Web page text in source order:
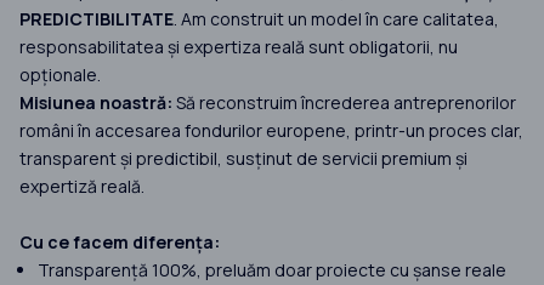
PREDICTIBILITATE. Am construit un model în care calitatea,
responsabilitatea și expertiza reală sunt obligatorii, nu
opționale.
Misiunea noastră: Să reconstruim încrederea antreprenorilor
români în accesarea fondurilor europene, printr-un proces clar,
transparent și predictibil, susținut de servicii premium și
expertiză reală.
Cu ce facem diferența:
Transparență 100%, preluăm doar proiecte cu șanse reale